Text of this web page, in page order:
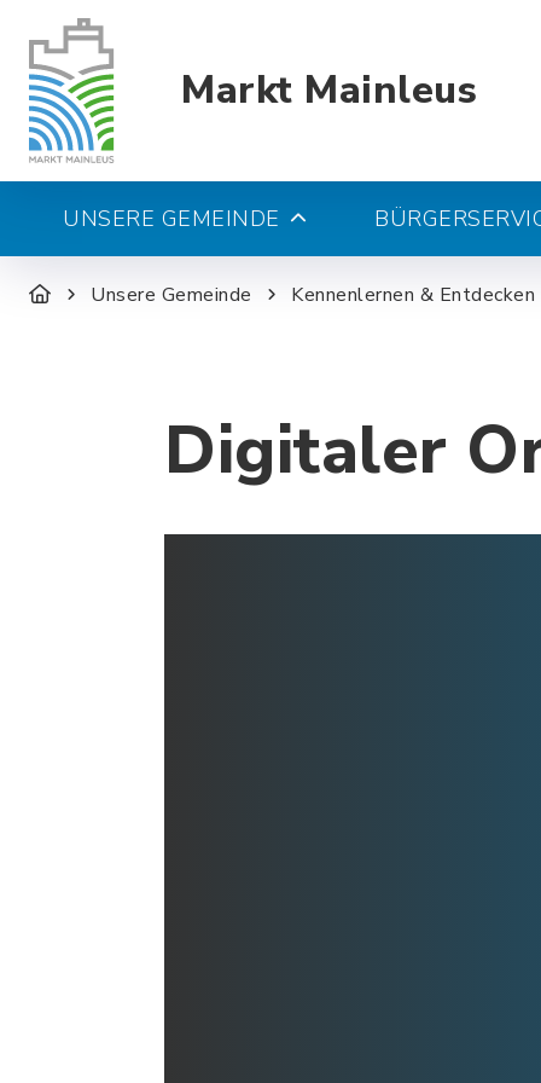
Markt Mainleus
UNSERE GEMEINDE
Unsere Gemeinde Kennenlernen & Entdecken
Digitaler